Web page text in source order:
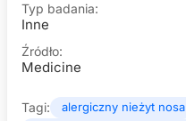
Typ badania:
Inne
Źródło:
Medicine
Tagi: alergiczny nieżyt nosa